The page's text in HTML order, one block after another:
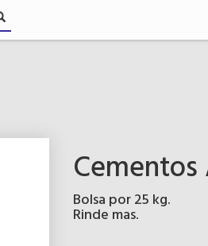
Bolsa por 25 kg.
Rinde mas.